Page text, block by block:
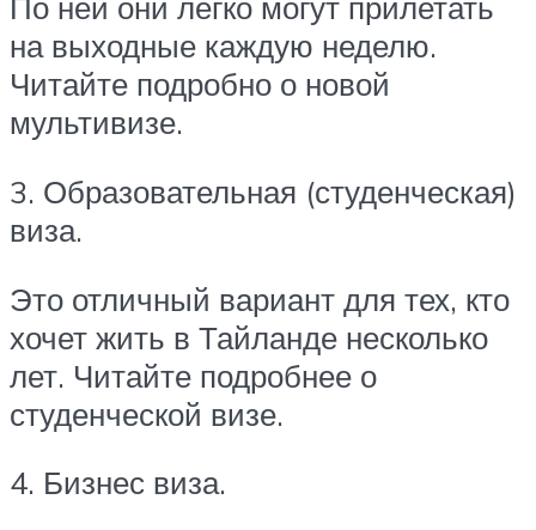
на выходные каждую неделю.
Читайте подробно о новой
мультивизе.
3. Образовательная (студенческая)
виза.
Это отличный вариант для тех, кто
хочет жить в Тайланде несколько
лет. Читайте подробнее о
студенческой визе.
4. Бизнес виза.